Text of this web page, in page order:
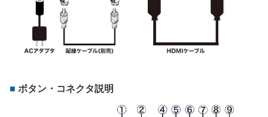
ボタン・コネクタ説明